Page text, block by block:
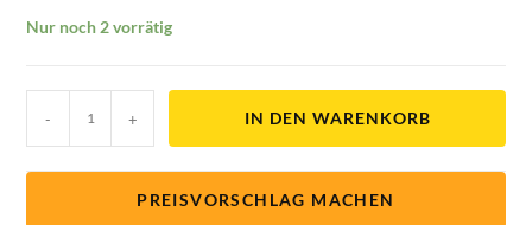
Nur noch 2 vorrätig
- + IN DEN WARENKORB
PREISVORSCHLAG MACHEN